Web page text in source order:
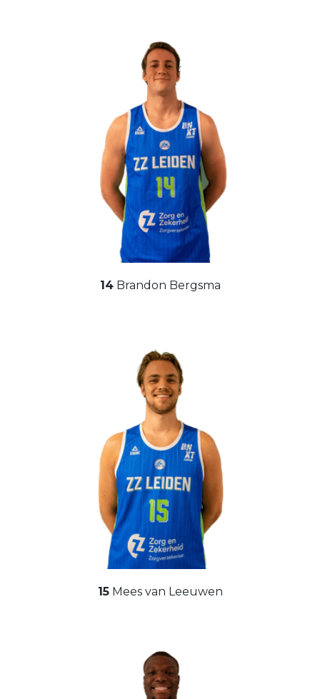
14Brandon Bergsma
15Mees van Leeuwen